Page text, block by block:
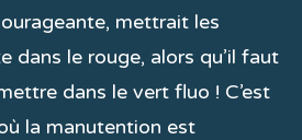
mettrait les
dans le rouge, alors qu’il faut
dans le vert fluo ! C’est
la manutention est